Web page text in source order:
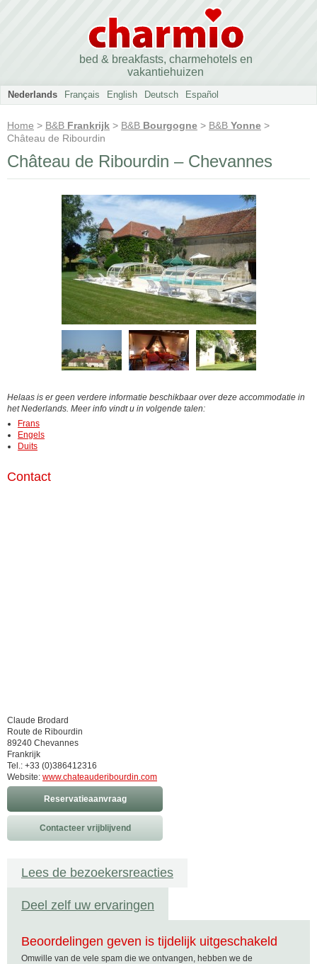
bed & breakfasts, charmehotels en
vakantiehuizen
Nederlands Français English Deutsch Español
Home > B&B Frankrijk > B&B Bourgogne > B&B Yonne >
Château de Ribourdin
Château de Ribourdin – Chevannes
Helaas is er geen verdere informatie beschikbaar over deze accommodatie in
het Nederlands. Meer info vindt u in volgende talen:
Frans
Engels
Duits
Contact
Claude Brodard
Route de Ribourdin
89240 Chevannes
Frankrijk
Tel.: +33 (0)386412316
Website: www.chateauderibourdin.com
Reservatieaanvraag
Contacteer vrijblijvend
Lees de bezoekersreacties
Deel zelf uw ervaringen
Beoordelingen geven is tijdelijk uitgeschakeld
Omwille van de vele spam die we ontvangen, hebben we de